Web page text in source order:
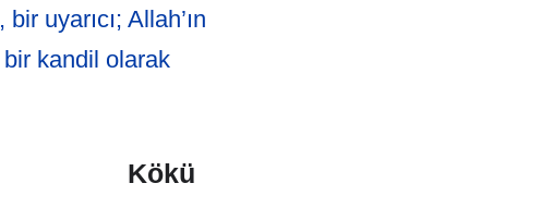
uyarıcı; Allah’ın
bir kandil olarak
Kökü